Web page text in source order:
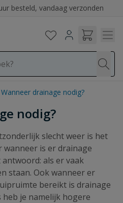
besteld, vandaag verzonden
Wanneer drainage nodig?
nodig?
slecht weer is het
wanneer is er drainage
als er vaak
staan. Ook wanneer er
bereikt is drainage
je namelijk hogere